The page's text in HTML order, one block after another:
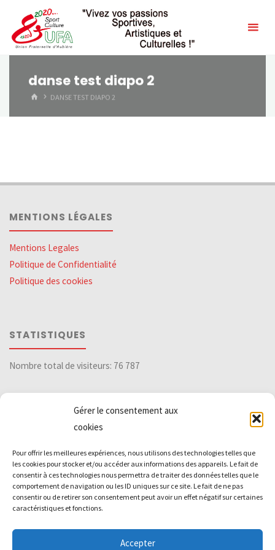
Gérer le consentement aux
cookies
Pour offrir les meilleures expériences, nous utilisons des technologies telles que
les cookies pour stocker et/ou accéder aux informations des appareils. Le fait de
consentir à ces technologies nous permettra de traiter des données telles que le
comportement de navigation ou les ID uniques sur ce site. Le fait de ne pas
consentir ou de retirer son consentement peut avoir un effet négatif sur certaines
caractéristiques et fonctions.
Accepter
content
danse test diapo 2
HOMEDANSE TEST DIAPO 2
MENTIONS LÉGALES
Mentions Legales
Politique de Confidentialité
Politique des cookies
STATISTIQUES
Nombre total de visiteurs: 76 787
Archives
ufa-ad